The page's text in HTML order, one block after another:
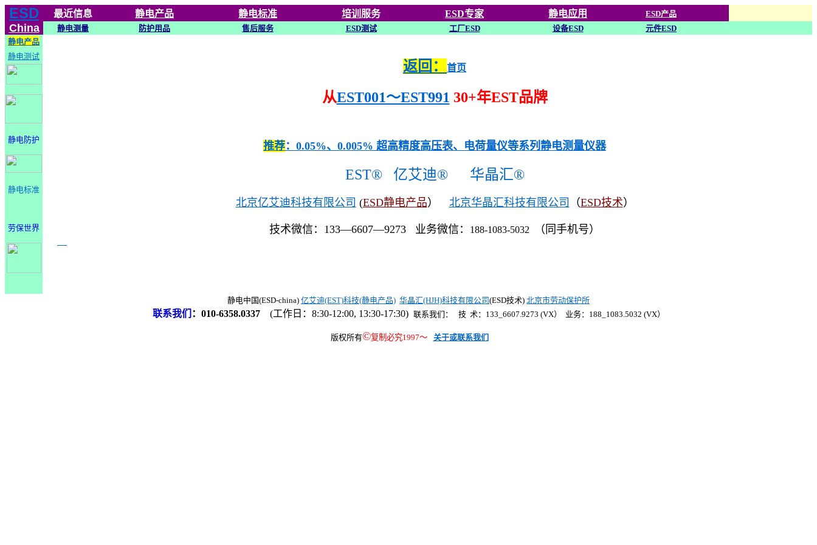
ESD
China
最近信息 静电产品 静电标准 培训 服务 ESD专家 静电应用
ESD产品
静电测量
防护用品 售后服务 ESD测试 工厂ESD 设备ESD
元件ESD
静电产品
静电测试
静电防护
静电标准
劳保世界
返回： 首页
从EST001～EST991 30+年EST品牌
推荐：0.05%、0.005% 超高精度高压表、电荷量仪等系列静电测量仪器
EST® 亿艾迪® 华晶汇®
北京亿艾迪科技有限公司 (ESD静电产品） 北京华晶汇科技有限公司 （ESD技术）
技术微信：133—6607—9273 业务微信： 188-1083-5032 （同手机号）
静电中国(ESD-china) 亿艾迪(EST)科技(静电产品) 华晶汇(HJH)科技有限公司(ESD技术) 北京市劳动保护所
联系我们 ： 010-6358.0337 (工作日：8:30-12:00, 13:30-17:30) 联系我们： 技 术：133_6607.9273 (VX） 业务：188_1083.5032 (VX）
版权所有©复制必究1997～ 关于或联系我们